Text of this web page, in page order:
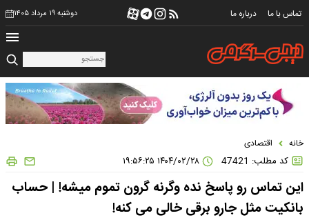
تماس با ما درباره ما دوشنبه ۱۹ مرداد ۱۴۰۵
خانه اقتصادی
کد مطلب: 47421
این تماس رو پاسخ نده وگرنه گرون تموم میشه! | حساب
بانکیت مثل جارو برقی خالی می کنه!